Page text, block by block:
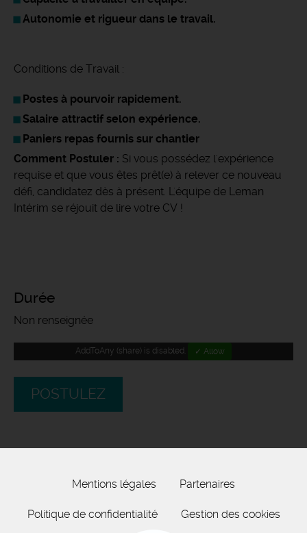
Autonomie et rigueur dans le travail.
Conditions de Travail :
Postes à pourvoir rapidement.
Salaire attractif selon expérience.
Paniers repas fournis sur chantier
Comment Postuler : Si vous possédez l'expérience
requise et que vous êtes prêt(e) à relever ce nouveau
défi, candidatez dès à présent. L'équipe de Leman
Intérim se réjouit de lire votre CV !
Durée
Non renseignée
AddToAny (share) is disabled. ✓ Allow
POSTULEZ
Mentions légales Partenaires
Politique de confidentialité Gestion des cookies